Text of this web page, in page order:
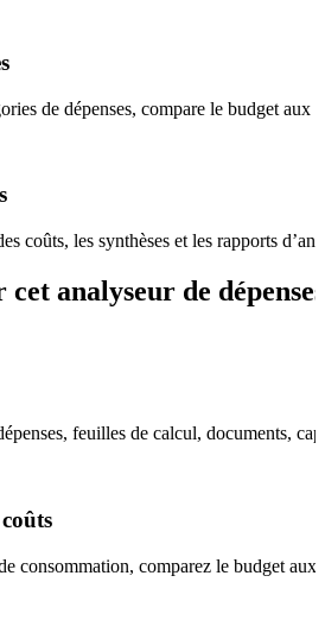
de dépenses, compare le budget
coûts, les synthèses et les rapports
analyseur de
feuilles de calcul, documents,
consommation, comparez le budget